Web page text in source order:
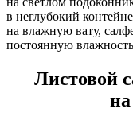
в неглубокий
на влажную вату,
постоянную
Листовой